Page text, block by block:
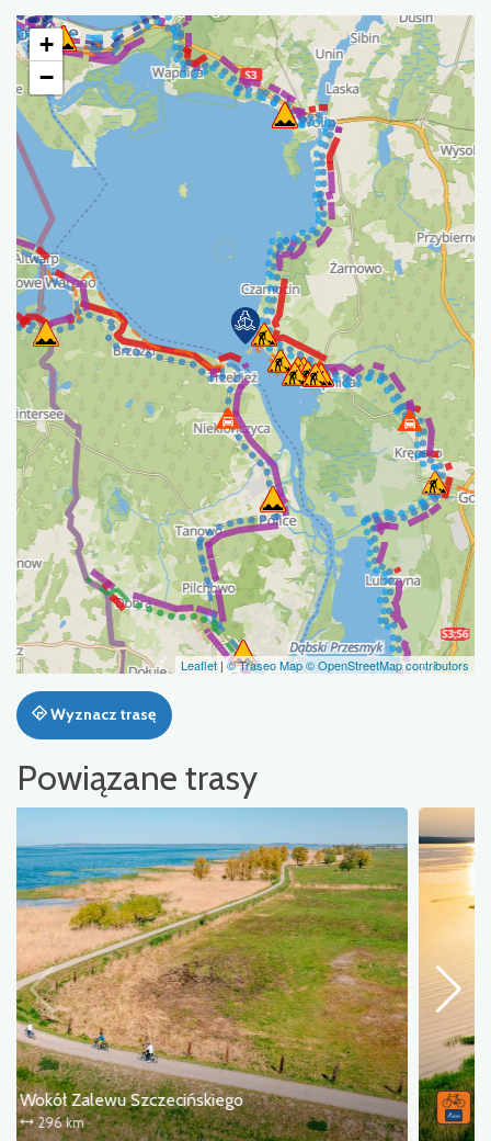
+
−
Leaflet | © Traseo Map© OpenStreetMap contributors
Wyznacz trasę
Powiązane trasy
Wokół Zalewu Szczecińskiego
296 km